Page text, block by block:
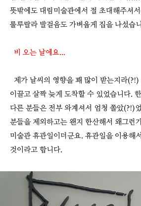
뜻밖에도 대림미술관에서 절 초대해주셔
룰루랄라 발걸음도 가벼웁게 집을 나섰습
비 오는 날에요...
제가 날씨의 영향을 꽤 많이 받는지라
이끌고 살짝 늦게 도착할 수 있었습니다.
다른 분들은 전부 와계셔서 엄청 쫄았(?!)
분들을 제외하고는 왠지 한산해서 왜그런
미술관 휴관일이더군요. 휴관일을 이용해
것이라고 합니다.